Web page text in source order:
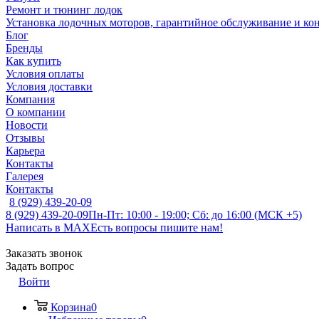
Ремонт и тюнинг лодок
Установка лодочных моторов, гарантийное обслуживание и
Блог
Бренды
Как купить
Условия оплаты
Условия доставки
Компания
О компании
Новости
Отзывы
Карьера
Контакты
Галерея
Контакты
8 (929) 439-20-09
8 (929) 439-20-09Пн-Пт: 10:00 - 19:00; Сб: до 16:00 (МСК +5)
Написать в MAXЕсть вопросы пишите нам!
Заказать звонок
Задать вопрос
Войти
Корзина0